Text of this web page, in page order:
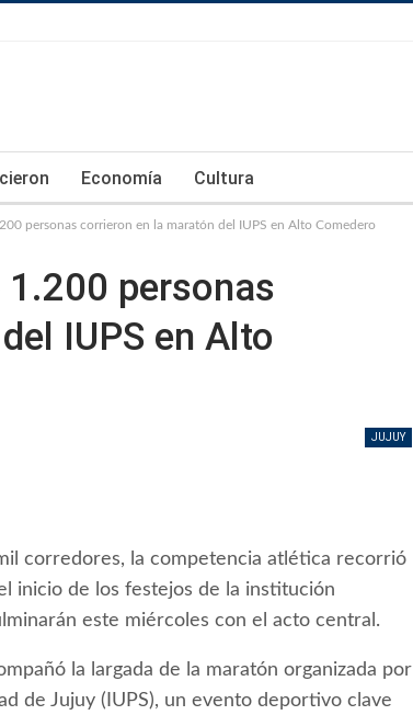
Economía Cultura
personas corrieron en la maratón del IUPS en Alto Comedero
personas
IUPS en Alto
JUJUY
corredores, la competencia atlética recorrió
inicio de los festejos de la institución
este miércoles con el acto central.
la largada de la maratón organizada por
de Jujuy (IUPS), un evento deportivo clave